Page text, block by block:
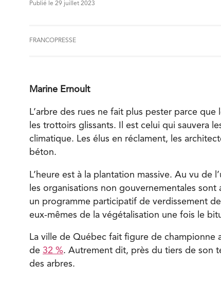
Publié le 29 juillet 2023
FRANCOPRESSE
Marine Ernoult
L’arbre des rues ne fait plus pester parce
les trottoirs glissants. Il est celui qui sauvera
climatique. Les élus en réclament, les
béton.
L’heure est à la plantation massive. Au vu de
les organisations non gouvernementales
un programme participatif de verdissement
eux-mêmes de la végétalisation une fois le
La ville de Québec fait figure de championne
de 32 %. Autrement dit, près du tiers de son
des arbres.